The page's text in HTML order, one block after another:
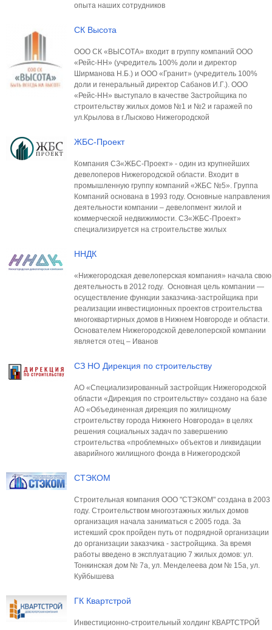
опыта наших сотрудников
СК Высота
ООО СК «ВЫСОТА» входит в группу компаний ООО
«Рейс-НН» (учредитель 100% доли и директор
Ширманова Н.Б.) и ООО «Гранит» (учредитель 100%
доли и генеральный директор Сабанов И.Г.). ООО
«Рейс-НН» выступало в качестве Застройщика по
строительству жилых домов №1 и №2 и гаражей по
ул.Крылова в г.Лысково Нижегородской
ЖБС-Проект
Компания СЗ«ЖБС-Проект» - один из крупнейших
девелоперов Нижегородской области. Входит в
промышленную группу компаний «ЖБС №5». Группа
Компаний основана в 1993 году. Основные направления
деятельности компании – девелопмент жилой и
коммерческой недвижимости. СЗ«ЖБС-Проект»
специализируется на строительстве жилых
ННДК
«Нижегородская девелоперская компания» начала свою
деятельность в 2012 году. Основная цель компании —
осуществление функции заказчика-застройщика при
реализации инвестиционных проектов строительства
многоквартирных домов в Нижнем Новгороде и области.
Основателем Нижегородской девелоперской компании
является отец – Иванов
СЗ НО Дирекция по строительству
АО «Специализированный застройщик Нижегородской
области «Дирекция по строительству» создано на базе
АО «Объединенная дирекция по жилищному
строительству города Нижнего Новгорода» в целях
решения социальных задач по завершению
строительства «проблемных» объектов и ликвидации
аварийного жилищного фонда в Нижегородской
СТЭКОМ
Строительная компания ООО "СТЭКОМ" создана в 2003
году. Строительством многоэтажных жилых домов
организация начала заниматься с 2005 года. За
истекший срок пройден путь от подрядной организации
до организации заказчика - застройщика. За время
работы введено в эксплуатацию 7 жилых домов: ул.
Тонкинская дом № 7а, ул. Менделеева дом № 15а, ул.
Куйбышева
ГК Квартстрой
Инвестиционно-строительный холдинг КВАРТСТРОЙ